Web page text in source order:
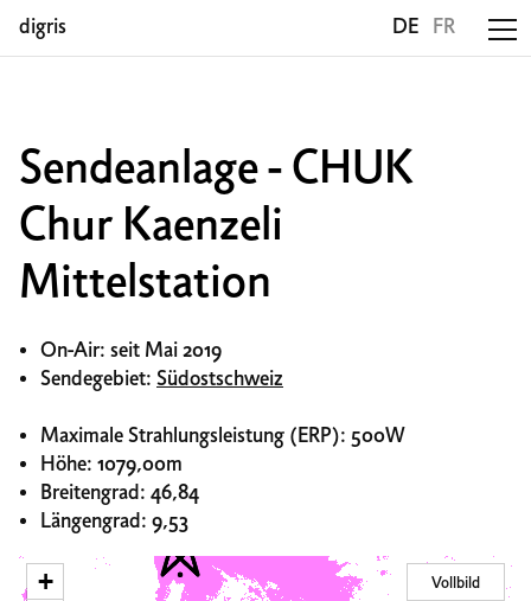
digris DE FR
Sendeanlage - CHUK
Chur Kaenzeli
Mittelstation
On-Air: seit Mai 2019
Sendegebiet: Südostschweiz
Maximale Strahlungsleistung (ERP): 500W
Höhe: 1079,00m
Breitengrad: 46,84
Längengrad: 9,53
+
Vollbild